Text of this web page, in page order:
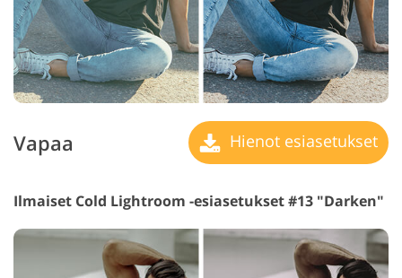
Vapaa Hienot esiasetukset
Ilmaiset Cold Lightroom -esiasetukset #13 "Darken"